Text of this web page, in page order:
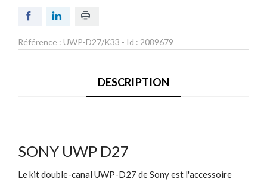
Référence : UWP-D27/K33 - Id : 2089679
DESCRIPTION
SONY UWP D27
Le kit double-canal UWP-D27 de Sony est l'accessoire